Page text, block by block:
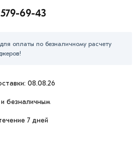
08.08.26
безналичным
7 дней
69-43
оплаты по безналичному расчету